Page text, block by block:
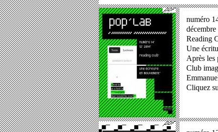
numéro
Reading
Une
Après les
Club
Cliquez